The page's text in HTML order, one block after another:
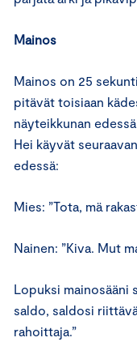
Mainos
Mainos on 25
pitävät toisiaan
näyteikkunan
Hei käyvät
edessä:
Mies: ”Tota, mä
Nainen: ”Kiva. Mut
Lopuksi mainosääni
saldo, saldosi
rahoittaja.”